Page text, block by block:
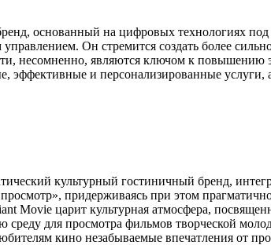
основанный на цифровых технологиях
Он стремится создать более
несомненно, являются ключом к повышению
эффективные и персонализированные услуги,
культурный гостиничный бренд,
придерживаясь при этом
Movie царит культурная атмосфера,
для просмотра фильмов творческой
кино незабываемые впечатления от